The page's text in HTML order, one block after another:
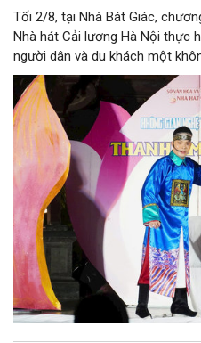
Tối 2/8, tại Nhà Bát Giác,
Nhà hát Cải lương Hà Nội thực
người dân và du khách một
những làn điệu cải lương, ca
hòa quyện trong không gian
biệt, chương trình có sự giao
phương Nam, góp phần tạo
cảm xúc.